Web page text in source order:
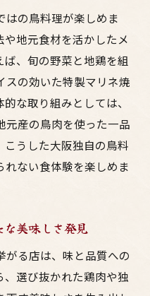
はの鳥料理が楽しめま
地元食材を活かしたメ
、旬の野菜と地鶏を組
スの効いた特製マリネ焼
な取り組みとしては、
元産の鳥肉を使った一品
うした大阪独自の鳥料
れない食体験を楽しめま
美味しさ発見
がる店は、味と品質への
、選び抜かれた鶏肉や独